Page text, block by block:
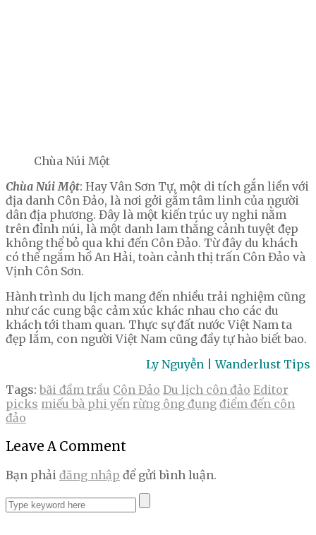
Chùa Núi Một
Chùa Núi Một: Hay Vân Sơn Tự, một di tích gắn liền với
địa danh Côn Đảo, là nơi gởi gắm tâm linh của người
dân địa phương. Đây là một kiến trúc uy nghi nằm
trên đỉnh núi, là một danh lam thắng cảnh tuyệt đẹp
không thể bỏ qua khi đến Côn Đảo. Từ đây du khách
có thể ngắm hồ An Hải, toàn cảnh thị trấn Côn Đảo và
Vịnh Côn Sơn.
Hành trình du lịch mang đến nhiều trải nghiệm cũng
như các cung bậc cảm xúc khác nhau cho các du
khách tới tham quan. Thực sự đất nước Việt Nam ta
đẹp lắm, con người Việt Nam cũng đầy tự hào biết bao.
Ly Nguyễn | Wanderlust Tips
Tags: bãi đầm trầu Côn Đảo Du lịch côn đảo Editor
picks miếu bà phi yến rừng ông đụng điểm đến côn
đảo
Leave A Comment
Bạn phải đăng nhập để gửi bình luận.